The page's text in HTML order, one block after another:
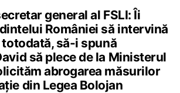
general al FSLI: Îi
României să intervină
totodată, să-i spună
să plece de la Ministerul
abrogarea măsurilor
din Legea Bolojan